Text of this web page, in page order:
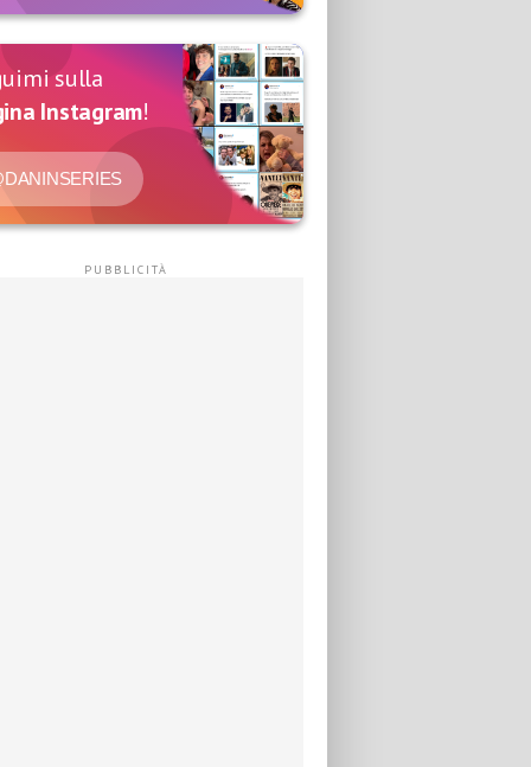
sulla
Instagram!